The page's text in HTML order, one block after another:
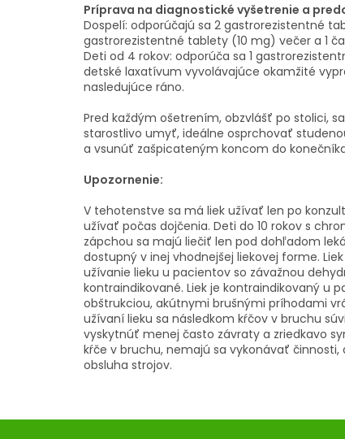
Príprava na diagnostické vyšetrenie a
Dospelí: odporúčajú sa 2 gastrorezistentné
gastrorezistentné tablety (10 mg) večer a 1
Deti od 4 rokov: odporúča sa 1
detské laxatívum vyvolávajúce okamžité
nasledujúce ráno.
Pred každým ošetrením, obzvlášť po stolici,
starostlivo umyť, ideálne osprchovať
a vsunúť zašpicateným koncom do
Upozornenie:
V tehotenstve sa má liek užívať len po
užívať počas dojčenia. Deti do 10 rokov s
zápchou sa majú liečiť len pod dohľadom
dostupný v inej vhodnejšej liekovej forme.
užívanie lieku u pacientov so závažnou
kontraindikované. Liek je kontraindikovaný u
obštrukciou, akútnymi brušnými príhodami
užívaní lieku sa následkom kŕčov v bruchu
vyskytnúť menej často závraty a zriedkavo
kŕče v bruchu, nemajú sa vykonávať činnosti,
obsluha strojov.
Z